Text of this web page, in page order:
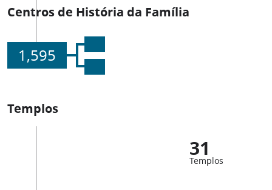
Centros de História da Família
1,595
Templos
31
Templos